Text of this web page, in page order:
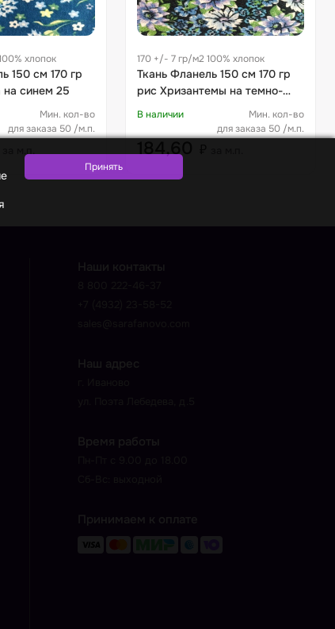
хлопок
150 см 170 гр
на синем 25
Мин. кол-во
для заказа 50 /м.п.
170 +/- 7 гр/м2 100% хлопок
Ткань Фланель 150 см 170 гр
рис Хризантемы на темно-
синем 24
В наличии
Мин. кол-во
для заказа 50 /м.п.
184,60
Наши контакты
Наш адрес
Время работы
Принимаем к оплате